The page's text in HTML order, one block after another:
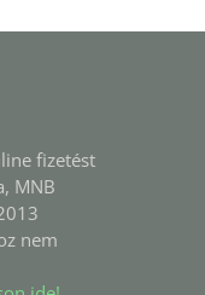
fizetést
MNB
nem